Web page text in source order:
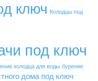
ключ Колодцы под
под ключ
колодца для воды бурение
дома под ключ